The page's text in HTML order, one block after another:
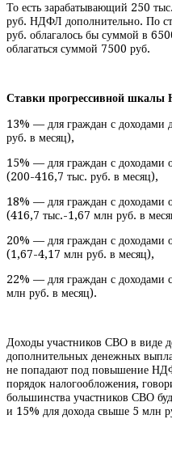
То есть зарабатывающий 250
руб. НДФЛ дополнительно. По
руб. облагалось бы суммой в
облагаться суммой 7500 руб.
Ставки прогрессивной
13% — для граждан с доходами
руб. в месяц),
15% — для граждан с доходами
(200-416,7 тыс. руб. в месяц),
18% — для граждан с доходами
(416,7 тыс.-1,67 млн руб. в
20% — для граждан с доходами
(1,67-4,17 млн руб. в месяц),
22% — для граждан с
млн руб. в месяц).
Доходы участников СВО в виде
дополнительных денежных
не попадают под повышение
порядок налогообложения,
большинства участников СВО
и 15% для дохода свыше 5 млн